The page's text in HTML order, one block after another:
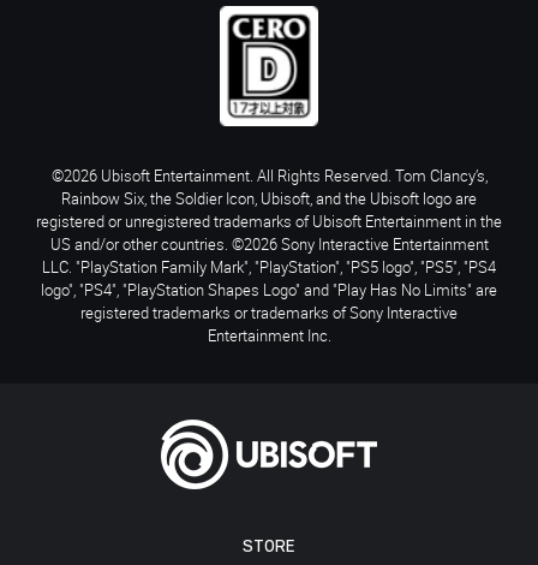
STORE
©2026 Ubisoft Entertainment. All Rights Reserved. Tom Clancy’s,
Rainbow Six, the Soldier Icon, Ubisoft, and the Ubisoft logo are
registered or unregistered trademarks of Ubisoft Entertainment in the
US and/or other countries. ©2026 Sony Interactive Entertainment
LLC. "PlayStation Family Mark", "PlayStation", "PS5 logo", "PS5", "PS4
logo", "PS4", "PlayStation Shapes Logo" and "Play Has No Limits" are
registered trademarks or trademarks of Sony Interactive
Entertainment Inc.